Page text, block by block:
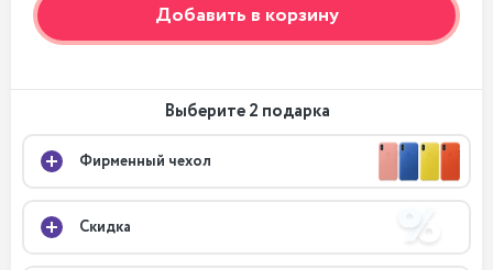
Добавить в корзину
Выберите 2 подарка
Фирменный чехол
Скидка